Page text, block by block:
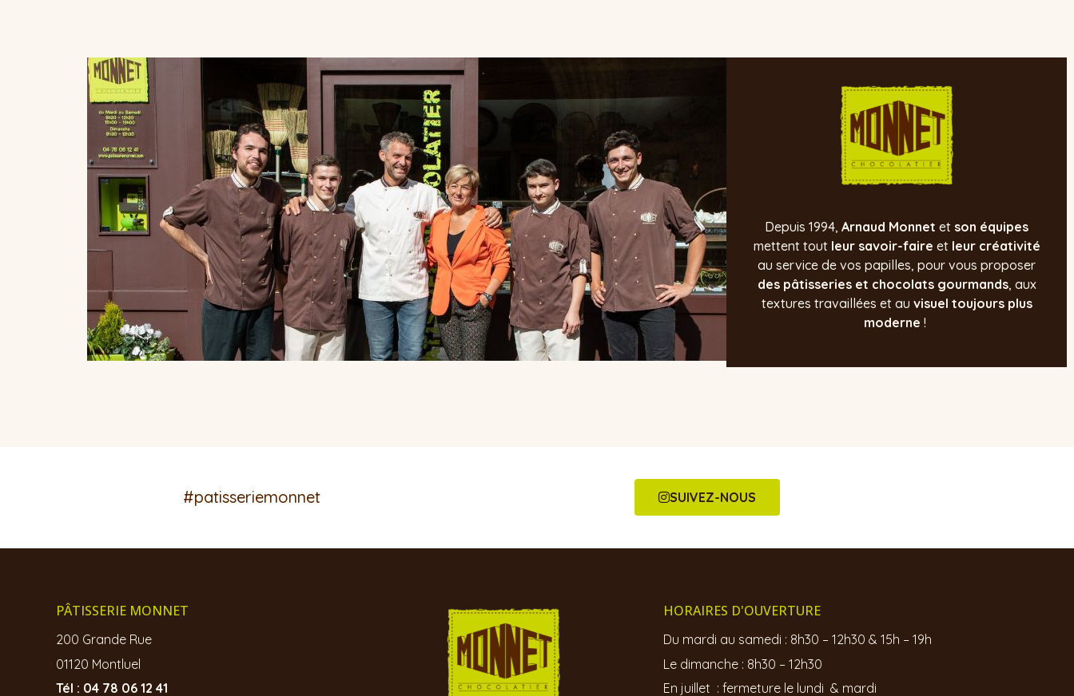
Depuis 1994,Arnaud Monnet et son équipes
mettent tout leur savoir-faire et leur créativité
au service de vos papilles, pourvous proposer
des pâtisseries et chocolats gourmands, aux
textures travaillées et au visuel toujours plus
moderne !
#patisseriemonnet SUIVEZ-NOUS
PÂTISSERIE MONNET
200 Grande Rue
01120 Montluel
Tél : 04 78 06 12 41
HORAIRES D'OUVERTURE
Du mardi au samedi : 8h30 – 12h30 & 15h – 19h
Le dimanche : 8h30 – 12h30
En juillet : fermeture le lundi & mardi